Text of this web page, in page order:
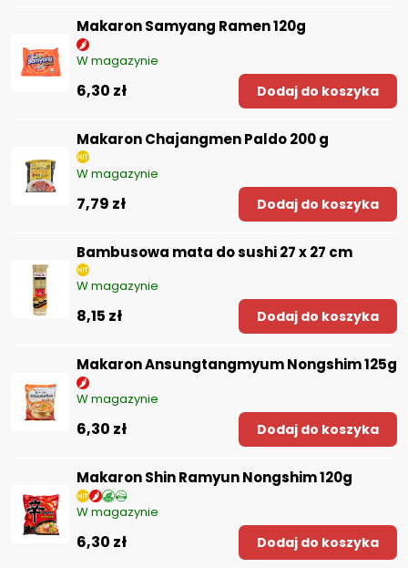
Makaron Samyang Ramen 120g
W magazynie
6,30 zł Dodaj do koszyka
Makaron Chajangmen Paldo 200 g
W magazynie
7,79 zł Dodaj do koszyka
Bambusowa mata do sushi 27 x 27 cm
W magazynie
8,15 zł Dodaj do koszyka
Makaron Ansungtangmyum Nongshim 125g
W magazynie
6,30 zł Dodaj do koszyka
Makaron Shin Ramyun Nongshim 120g
W magazynie
6,30 zł Dodaj do koszyka